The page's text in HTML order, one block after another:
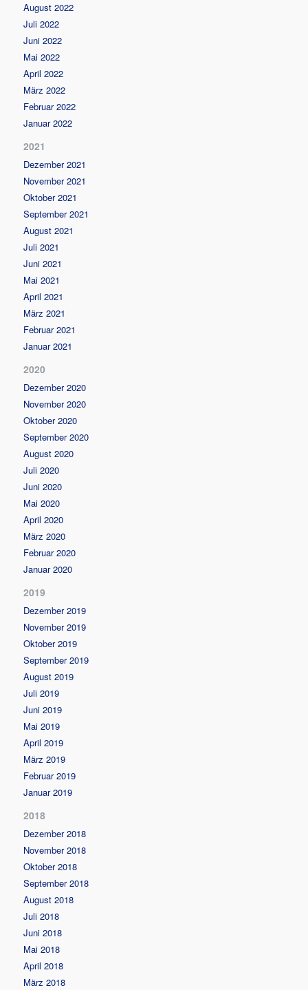
August 2022
Juli 2022
Juni 2022
Mai 2022
April 2022
März 2022
Februar 2022
Januar 2022
2021
Dezember 2021
November 2021
Oktober 2021
September 2021
August 2021
Juli 2021
Juni 2021
Mai 2021
April 2021
März 2021
Februar 2021
Januar 2021
2020
Dezember 2020
November 2020
Oktober 2020
September 2020
August 2020
Juli 2020
Juni 2020
Mai 2020
April 2020
März 2020
Februar 2020
Januar 2020
2019
Dezember 2019
November 2019
Oktober 2019
September 2019
August 2019
Juli 2019
Juni 2019
Mai 2019
April 2019
März 2019
Februar 2019
Januar 2019
2018
Dezember 2018
November 2018
Oktober 2018
September 2018
August 2018
Juli 2018
Juni 2018
Mai 2018
April 2018
März 2018